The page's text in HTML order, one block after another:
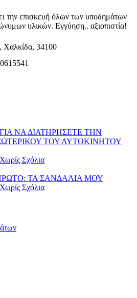
την επισκευή όλων των υποδημάτων
υλικών. Εγγύηση.. αξιοπιστία!
Χαλκίδα, 34100
ΝΑ ΔΙΑΤΗΡΗΣΕΤΕ ΤΗΝ
ΤΟΥ ΑΥΤΟΚΙΝΗΤΟΥ
Χωρίς Σχόλια
ΤΑ ΣΑΝΔΑΛΙΑ ΜΟΥ
Χωρίς Σχόλια